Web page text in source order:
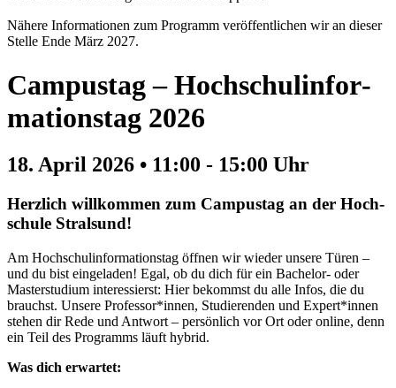
Nähere Informationen zum Programm veröffentlichen wir an dieser
Stelle Ende März 2027.
Cam­pus­tag – Hoch­schul­in­for­
ma­ti­ons­tag 2026
18. April 2026 • 11:00 - 15:00 Uhr
Herz­lich will­kom­men zum Cam­pus­tag an der Hoch­
schu­le Stral­sund!
Am Hochschulinformationstag öffnen wir wieder unsere Türen –
und du bist eingeladen! Egal, ob du dich für ein Bachelor- oder
Masterstudium interessierst: Hier bekommst du alle Infos, die du
brauchst. Unsere Professor*innen, Studierenden und Expert*innen
stehen dir Rede und Antwort – persönlich vor Ort oder online, denn
ein Teil des Programms läuft hybrid.
Was dich erwartet: